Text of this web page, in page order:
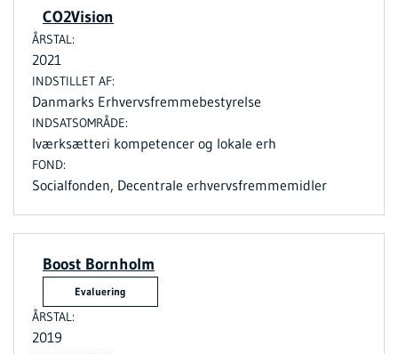
CO2Vision
2021
Danmarks Erhvervsfremmebestyrelse
Iværksætteri kompetencer og lokale erh
Socialfonden, Decentrale erhvervsfremmemidler
Boost Bornholm
Evaluering
2019